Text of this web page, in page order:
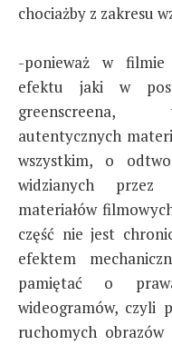
chociażby z zakresu
-ponieważ w filmie
efektu jaki w
greenscreena,
autentycznych
wszystkim, o
widzianych przez
materiałów
część nie jest
efektem
pamiętać o
wideogramów, czyli
ruchomych